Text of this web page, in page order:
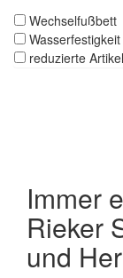
Wechselfußbett
Wasserfestigkeit
reduzierte Artikel
Immer
Rieker
und